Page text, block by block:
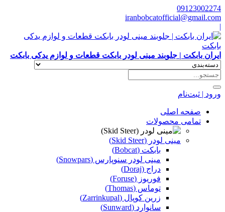
09123002274
iranbobcatofficial@gmail.com
|
ایران بابکت | جلوبند مینی لودر بابکت قطعات و لوازم یدکی بابکت
ورود | ثبت‌نام
صفحه اصلی
تمامی محصولات
مینی لودر (Skid Steer)
بابکت (Bobcat)
مینی لودر سنوپارس (Snowpars)
دراج (Doraj)
فوریوز (Foruse)
توماس (Thomas)
زرین کوپال (Zarrinkupal)
سانوارد (Sunward)